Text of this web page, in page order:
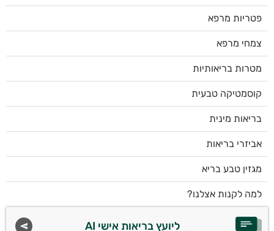
פטריות מרפא
צמחי מרפא
מטרות בריאותיות
קוסמטיקה טבעית
בריאות מינית
אביזרי בריאות
מגזין טבע בריא
למה לקנות אצלנו?
ליועץ בריאות אישי AI